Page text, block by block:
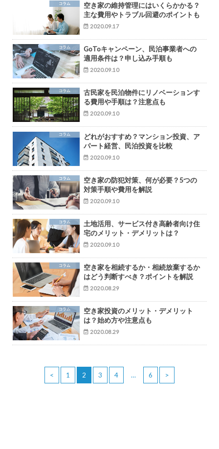
コラム
空き家の維持管理にはいくらかかる？
主な費用やトラブル回避のポイントも
2020.09.17
コラム
GoToキャンペーン、民泊事業者への
適用条件は？申し込み手順も
2020.09.10
コラム
古民家を民泊物件にリノベーションす
る費用や手順は？注意点も
2020.09.10
コラム
どれがおすすめ？マンション投資、ア
パート経営、民泊投資を比較
2020.09.10
コラム
空き家の防犯対策、何が必要？5つの
対策手順や費用を解説
2020.09.10
コラム
土地活用、サービス付き高齢者向け住
宅のメリット・デメリットは？
2020.09.10
コラム
空き家を相続するか・相続放棄するか
はどう判断すべき？ポイントを解説
2020.08.29
コラム
空き家投資のメリット・デメリット
は？始め方や注意点も
2020.08.29
< 1 2 3 4 … 6 >